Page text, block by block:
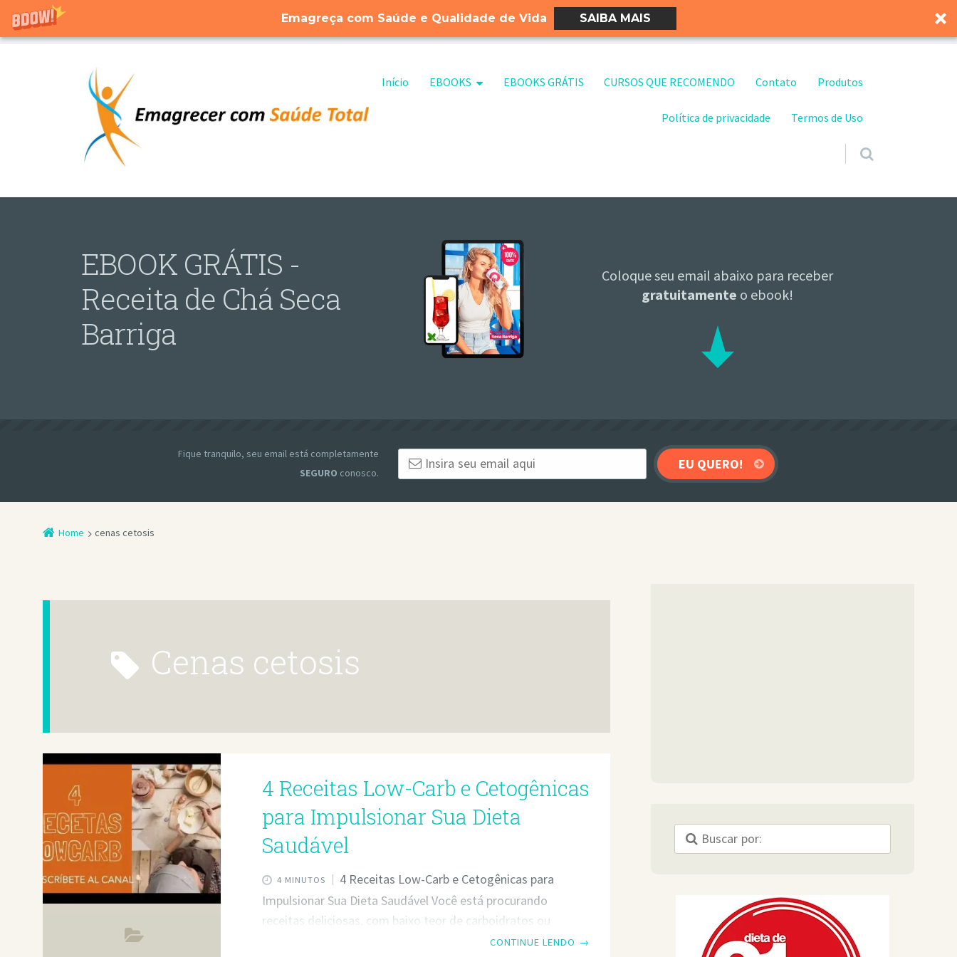
Emagreça com Saúde e Qualidade de Vida SAIBA MAIS
Pular para o conteúdo
Início EBOOKS EBOOKS GRÁTIS CURSOS QUE RECOMENDO Contato Produtos
Política de privacidade Termos de Uso
EBOOK GRÁTIS -
Receita de Chá Seca
Barriga
Coloque seu email abaixo para receber
gratuitamente o ebook!
Fique tranquilo, seu email está completamente
SEGURO conosco.
Home cenas cetosis
cenas cetosis
4 Receitas Low-Carb e Cetogênicas
para Impulsionar Sua Dieta
Saudável
4 MINUTOS
4 Receitas Low-Carb e Cetogênicas para
Impulsionar Sua Dieta Saudável Você está procurando
receitas deliciosas, com baixo teor de carboidratos ou
cetogênicas, que sejam fáceis de preparar e cheias de
CONTINUE LENDO →